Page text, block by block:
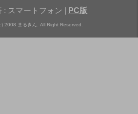
: スマートフォン PC版
2008 まるきん. All Right Reserved.